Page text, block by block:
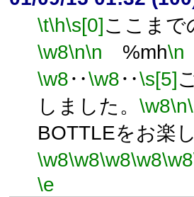
\t\h\s[0]ここま
\w8\n\n %mh\n
\w8‥\w8‥\s[5]
しました。 \w8\n
BOTTLEをお楽
\w8\w8\w8\w8\w8
\e